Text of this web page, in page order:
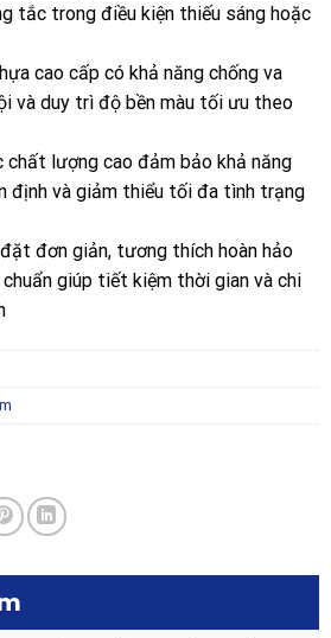
tắc trong điều kiện thiếu sáng hoặc
cao cấp có khả năng chống va
và duy trì độ bền màu tối ưu theo
chất lượng cao đảm bảo khả năng
định và giảm thiểu tối đa tình trạng
đơn giản, tương thích hoàn hảo
giúp tiết kiệm thời gian và chi